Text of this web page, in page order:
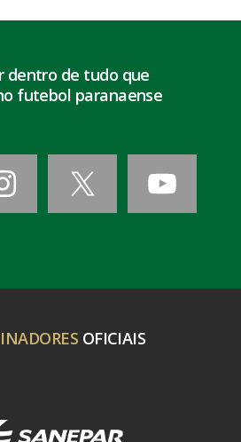
dentro de tudo que
futebol paranaense
OFICIAIS